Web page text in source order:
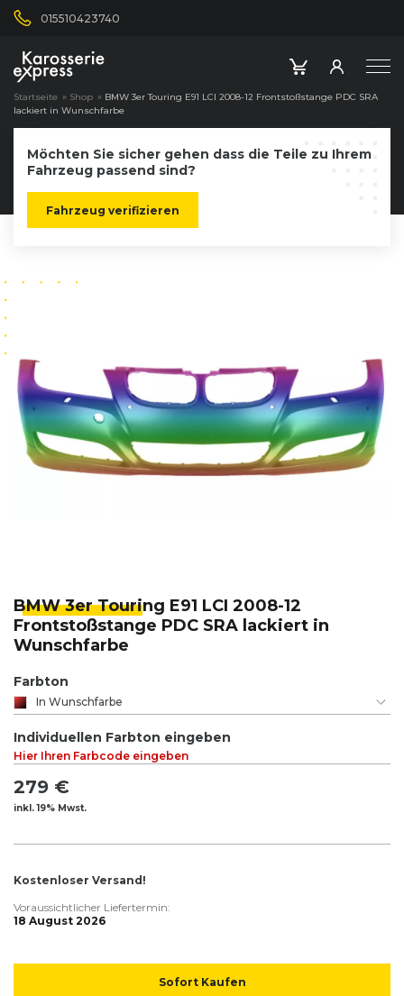
015510423740
Startseite » Shop » BMW 3er Touring E91 LCI 2008-12 Frontstoßstange PDC SRA
lackiert in Wunschfarbe
Möchten Sie sicher gehen dass die Teile zu Ihrem
Fahrzeug passend sind?
Fahrzeug verifizieren
BMW 3er Touring E91 LCI 2008-12
Frontstoßstange PDC SRA lackiert in
Wunschfarbe
Farbton
In Wunschfarbe
Individuellen Farbton eingeben
Hier Ihren Farbcode eingeben
279 €
inkl. 19% Mwst.
Kostenloser Versand!
Voraussichtlicher Liefertermin:
18 August 2026
Sofort Kaufen